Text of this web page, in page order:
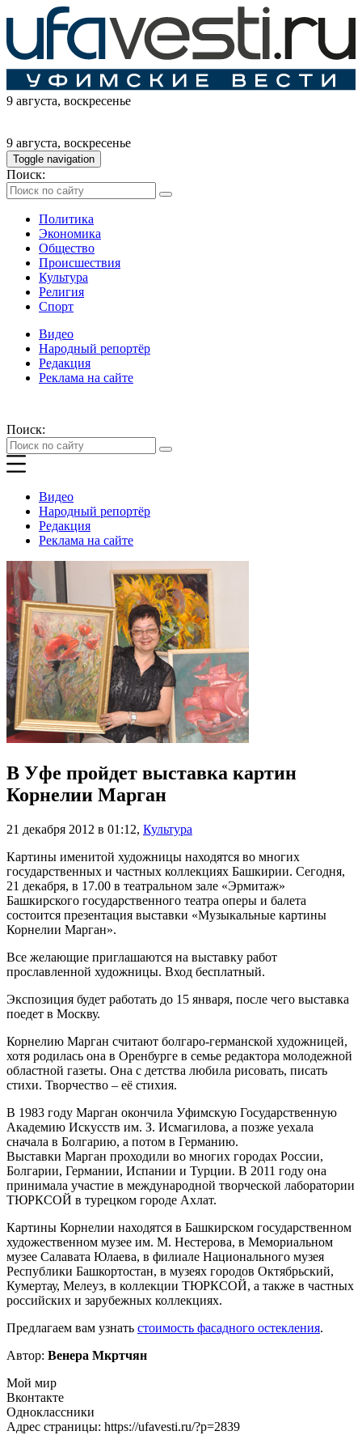
9 августа, воскресенье
9 августа, воскресенье
Toggle navigation
Поиск:
Политика
Экономика
Общество
Происшествия
Культура
Религия
Спорт
Видео
Народный репортёр
Редакция
Реклама на сайте
Поиск:
Видео
Народный репортёр
Редакция
Реклама на сайте
В Уфе пройдет выставка картин
Корнелии Марган
21 декабря 2012 в 01:12, Культура
Картины именитой художницы находятся во многих
государственных и частных коллекциях Башкирии. Сегодня,
21 декабря, в 17.00 в театральном зале «Эрмитаж»
Башкирского государственного театра оперы и балета
состоится презентация выставки «Музыкальные картины
Корнелии Марган».
Все желающие приглашаются на выставку работ
прославленной художницы. Вход бесплатный.
Экспозиция будет работать до 15 января, после чего выставка
поедет в Москву.
Корнелию Марган считают болгаро-германской художницей,
хотя родилась она в Оренбурге в семье редактора молодежной
областной газеты. Она с детства любила рисовать, писать
стихи. Творчество – её стихия.
В 1983 году Марган окончила Уфимскую Государственную
Академию Искусств им. З. Исмагилова, а позже уехала
сначала в Болгарию, а потом в Германию.
Выставки Марган проходили во многих городах России,
Болгарии, Германии, Испании и Турции. В 2011 году она
принимала участие в международной творческой лаборатории
ТЮРКСОЙ в турецком городе Ахлат.
Картины Корнелии находятся в Башкирском государственном
художественном музее им. М. Нестерова, в Мемориальном
музее Салавата Юлаева, в филиале Национального музея
Республики Башкортостан, в музеях городов Октябрьский,
Кумертау, Мелеуз, в коллекции ТЮРКСОЙ, а также в частных
российских и зарубежных коллекциях.
Предлагаем вам узнать стоимость фасадного остекления.
Автор: Венера Мкртчян
Мой мир
Вконтакте
Одноклассники
Адрес страницы: https://ufavesti.ru/?p=2839